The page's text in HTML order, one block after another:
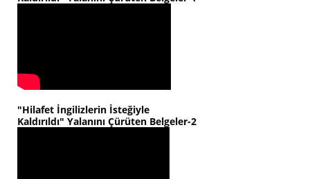
"Hilafet İngilizlerin İsteğiyle
Kaldırıldı" Yalanını Çürüten Belgeler-2